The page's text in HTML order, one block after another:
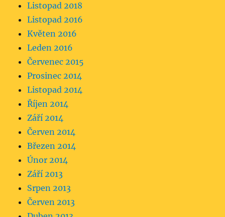
Listopad 2018
Listopad 2016
Květen 2016
Leden 2016
Červenec 2015
Prosinec 2014
Listopad 2014
Říjen 2014
Září 2014
Červen 2014
Březen 2014
Únor 2014
Září 2013
Srpen 2013
Červen 2013